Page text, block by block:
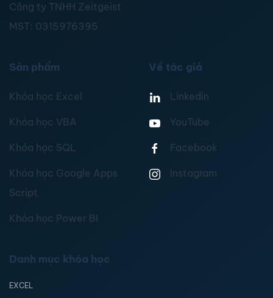
Công ty TNHH Zeitgeist
MST: 0315976395
Sản phẩm
Khóa học Excel
Khóa học VBA
Khóa học SQL
Khóa học Google Apps
Script
Khóa học Power BI
Về tác giả
Linkedin
YouTube
Facebook
Instagram
Danh mục khóa học
EXCEL